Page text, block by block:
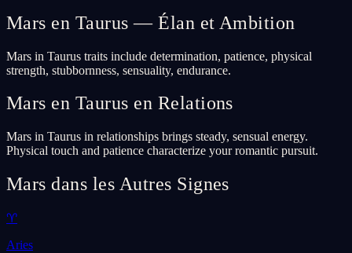
Mars en Taurus — Élan et Ambition
Mars in Taurus traits include determination, patience, physical
strength, stubbornness, sensuality, endurance.
Mars en Taurus en Relations
Mars in Taurus in relationships brings steady, sensual energy.
Physical touch and patience characterize your romantic pursuit.
Mars dans les Autres Signes
♈
Aries